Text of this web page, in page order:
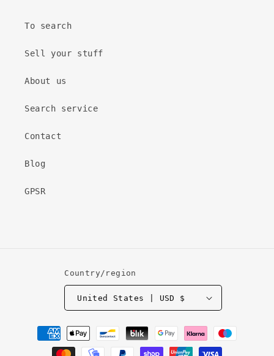
To search
Sell ​​your stuff
About us
Search service
Contact
Blog
GPSR
Country/region
United States | USD $
Payment
methods